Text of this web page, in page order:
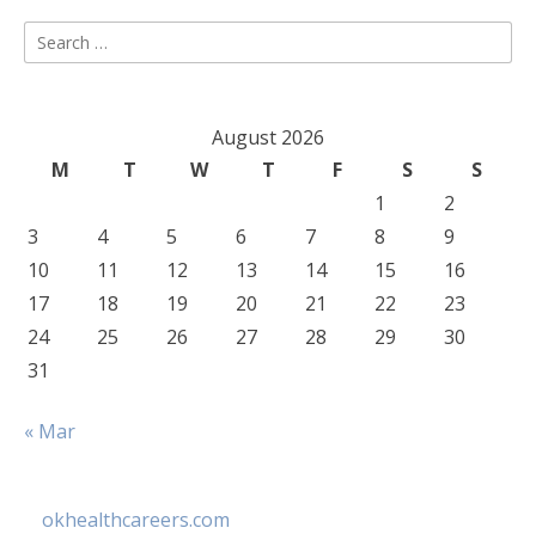
Search
for:
August 2026
M
T W T F S
S
1
2
3
4 5 6 7 8
9
10
11 12 13 14 15
16
17
18 19 20 21 22
23
24
25 26 27 28 29
30
31
« Mar
okhealthcareers.com